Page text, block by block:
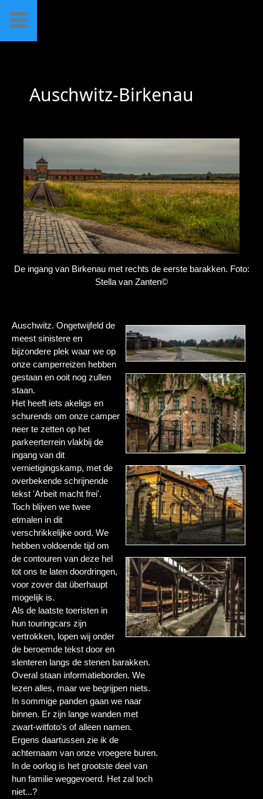
Auschwitz-Birkenau
De ingang van Birkenau met rechts de eerste barakken. Foto:
Stella van Zanten©
Auschwitz. Ongetwijfeld de
meest sinistere en
bijzondere plek waar we op
onze camperreizen hebben
gestaan en ooit nog zullen
staan.
Het heeft iets akeligs en
schurends om onze camper
neer te zetten op het
parkeerterrein vlakbij de
ingang van dit
vernietigingskamp, met de
overbekende schrijnende
tekst 'Arbeit macht frei'.
Toch blijven we twee
etmalen in dit
verschrikkelijke oord. We
hebben voldoende tijd om
de contouren van deze hel
tot ons te laten doordringen,
voor zover dat überhaupt
mogelijk is.
Als de laatste toeristen in
hun touringcars zijn
vertrokken, lopen wij onder
de beroemde tekst door en
slenteren langs de stenen barakken.
Overal staan informatieborden. We
lezen alles, maar we begrijpen niets.
In sommige panden gaan we naar
binnen. Er zijn lange wanden met
zwart-witfoto's of alleen namen.
Ergens daartussen zie ik de
achternaam van onze vroegere buren.
In de oorlog is het grootste deel van
hun familie weggevoerd. Het zal toch
niet...?